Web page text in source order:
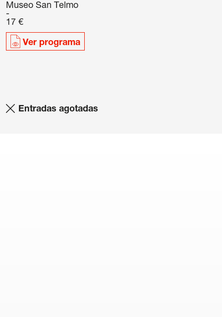
Museo San Telmo
17 €
Ver programa
Entradas agotadas